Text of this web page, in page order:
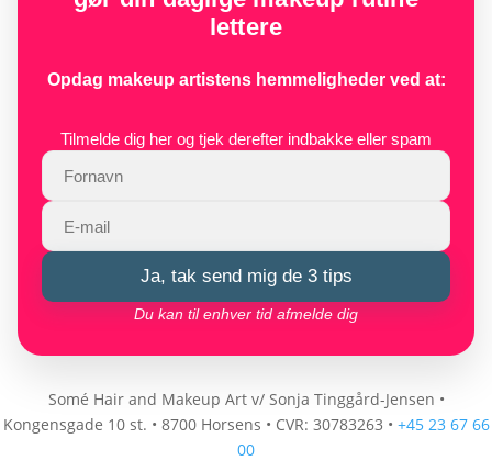
lettere
Opdag makeup artistens hemmeligheder ved at:
Tilmelde dig her og tjek derefter indbakke eller spam
Ja, tak send mig de 3 tips
Du kan til enhver tid afmelde dig
Somé Hair and Makeup Art v/ Sonja Tinggård-Jensen •
Kongensgade 10 st. • 8700 Horsens • CVR: 30783263 • +45 23 67 66
00